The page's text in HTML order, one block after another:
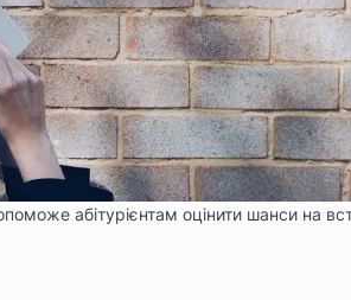
абітурієнтам оцінити шанси на